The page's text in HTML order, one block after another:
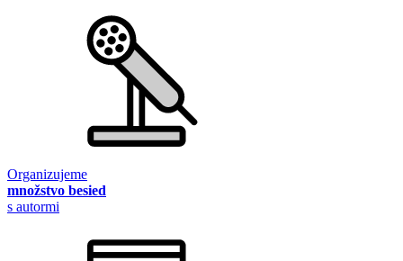
Organizujeme
množstvo besied
s autormi